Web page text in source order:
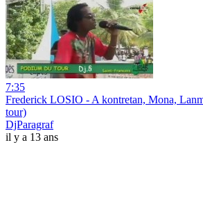
7:35
Frederick LOSIO - A kontretan, Mona,
tour)
DjParagraf
il y a 13 ans